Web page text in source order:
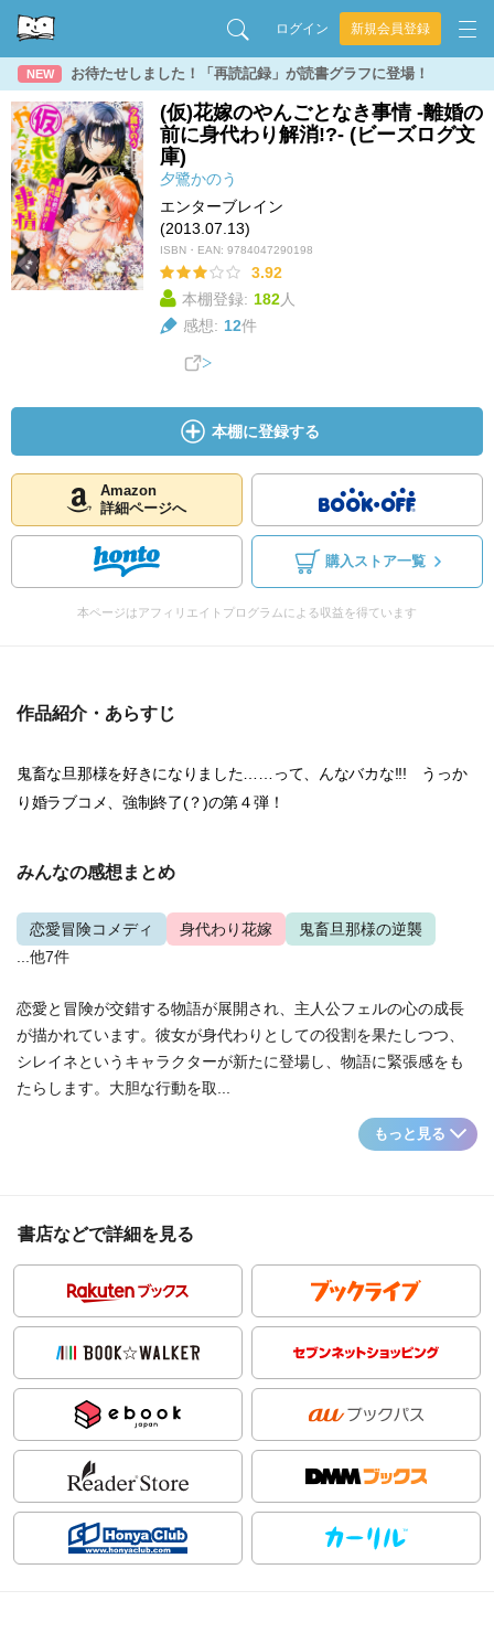
ログイン 新規会員登録
NEW お待たせしました！「再読記録」が読書グラフに登場！
(仮)花嫁のやんごとなき事情 -離婚の
前に身代わり解消!?- (ビーズログ文
庫)
夕鷺かのう
エンターブレイン
(2013.07.13)
ISBN・EAN: 9784047290198
3.92
本棚登録: 182人
感想: 12件
本棚に登録する
Amazon
詳細ページへ
購入ストア一覧
本ページはアフィリエイトプログラムによる収益を得ています
作品紹介・あらすじ
鬼畜な旦那様を好きになりました……って、んなバカな!!! うっか
り婚ラブコメ、強制終了(？)の第４弾！
みんなの感想まとめ
恋愛冒険コメディ 身代わり花嫁
鬼畜旦那様の逆襲
...他7件
恋愛と冒険が交錯する物語が展開され、主人公フェルの心の成長
が描かれています。彼女が身代わりとしての役割を果たしつつ、
シレイネというキャラクターが新たに登場し、物語に緊張感をも
たらします。大胆な行動を取...
もっと見る
書店などで詳細を見る